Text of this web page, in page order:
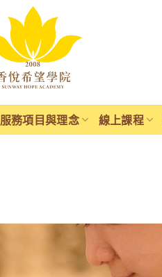
服務項目與理念 線上課程